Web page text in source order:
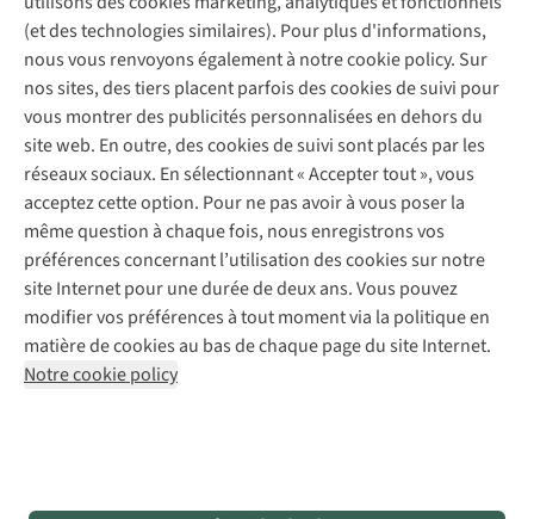
(et des technologies similaires). Pour plus d'informations,
nous vous renvoyons également à notre cookie policy. Sur
nos sites, des tiers placent parfois des cookies de suivi pour
vous montrer des publicités personnalisées en dehors du
site web. En outre, des cookies de suivi sont placés par les
réseaux sociaux. En sélectionnant « Accepter tout », vous
acceptez cette option. Pour ne pas avoir à vous poser la
même question à chaque fois, nous enregistrons vos
préférences concernant l’utilisation des cookies sur notre
site Internet pour une durée de deux ans. Vous pouvez
modifier vos préférences à tout moment via la politique en
matière de cookies au bas de chaque page du site Internet.
Notre cookie policy
Contactez-nous
Déclaration d'accessibilité
Service de lavage
Entretien de chaussures
Réparation de chaussures
Réparation de vêtements
Retouches
Pour les entreprises
Explore Camp
Expertise & conseils
Abonnez-vous à la newsletter
Suivez-nous
Mentions légales
Politique de confidentialité
Conditions générales
Cookie Policy